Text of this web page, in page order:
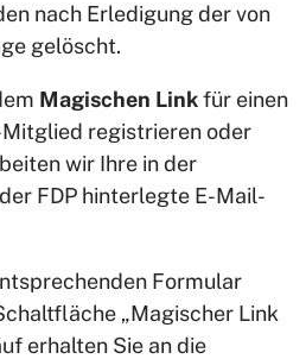
nach Erledigung der von
gelöscht.
Magischen Linkfür einen
Mitglied registrieren oder
wir Ihre in der
FDP hinterlegte E-Mail-
Formular
„Magischer Link
erhalten Sie an die